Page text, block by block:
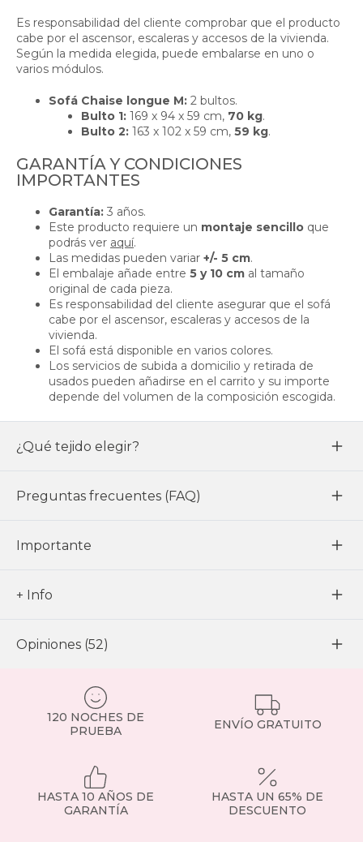
Es responsabilidad del cliente comprobar que el producto
cabe por el ascensor, escaleras y accesos de la vivienda.
Según la medida elegida, puede embalarse en uno o
varios módulos.
Sofá Chaise longue M: 2 bultos.
Bulto 1: 169 x 94 x 59 cm, 70 kg.
Bulto 2: 163 x 102 x 59 cm, 59 kg.
GARANTÍA Y CONDICIONES
IMPORTANTES
Garantía: 3 años.
Este producto requiere un montaje sencillo que
podrás ver aquí.
Las medidas pueden variar +/- 5 cm.
El embalaje añade entre 5 y 10 cm al tamaño
original de cada pieza.
Es responsabilidad del cliente asegurar que el sofá
cabe por el ascensor, escaleras y accesos de la
vivienda.
El sofá está disponible en varios colores.
Los servicios de subida a domicilio y retirada de
usados pueden añadirse en el carrito y su importe
depende del volumen de la composición escogida.
¿Qué tejido elegir?
Preguntas frecuentes (FAQ)
Importante
+ Info
Opiniones (52)
120 NOCHES DE
PRUEBA
ENVÍO GRATUITO
HASTA 10 AÑOS DE
GARANTÍA
HASTA UN 65% DE
DESCUENTO